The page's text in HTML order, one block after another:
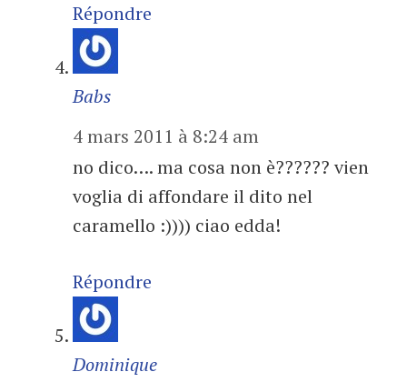
Répondre
Babs
4 mars 2011 à 8:24 am
no dico…. ma cosa non è?????? vien
voglia di affondare il dito nel
caramello :)))) ciao edda!
Répondre
Dominique